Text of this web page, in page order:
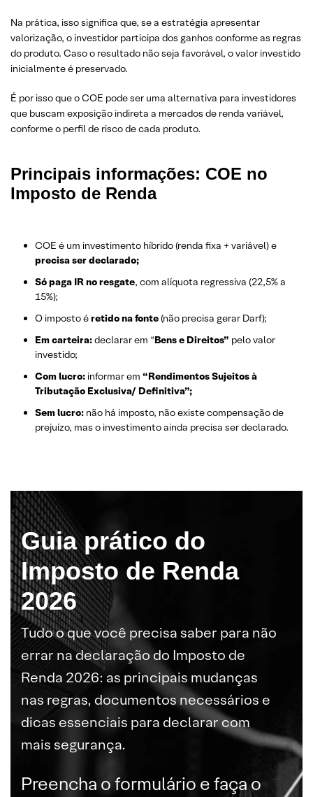
Na prática, isso significa que, se a estratégia apresentar
valorização, o investidor participa dos ganhos conforme as regras
do produto. Caso o resultado não seja favorável, o valor investido
inicialmente é preservado.
É por isso que o COE pode ser uma alternativa para investidores
que buscam exposição indireta a mercados de renda variável,
conforme o perfil de risco de cada produto.
Principais informações: COE no
Imposto de Renda
COE é um investimento híbrido (renda fixa + variável) e
precisa ser declarado;
Só paga IR no resgate, com alíquota regressiva (22,5% a
15%);
O imposto éretido na fonte(não precisa gerar Darf);
Em carteira:declarar em “Bens e Direitos” pelo valor
investido;
Com lucro: informar em “Rendimentos Sujeitos à
Tributação Exclusiva/ Definitiva”;
Sem lucro: não há imposto, não existe compensação de
prejuízo, mas o investimento ainda precisa ser declarado.
Guia prático do
Imposto de Renda
2026
Tudo o que você precisa saber para não
errar na declaração do Imposto de
Renda 2026: as principais mudanças
nas regras, documentos necessários e
dicas essenciais para declarar com
mais segurança.
Preencha o formulário e faça o